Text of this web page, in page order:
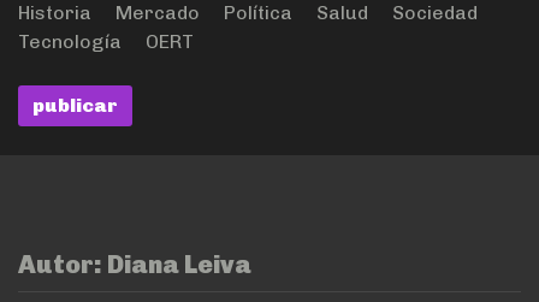
Historia
Mercado Política Salud
Sociedad
Tecnología
OERT
publicar
Autor: Diana Leiva